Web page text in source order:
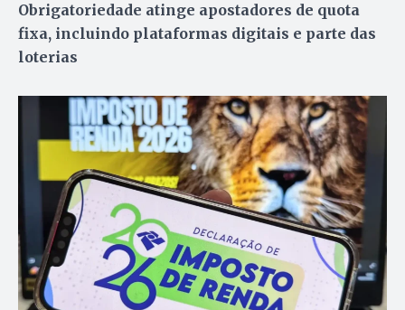
Obrigatoriedade atinge apostadores de quota
fixa, incluindo plataformas digitais e parte das
loterias